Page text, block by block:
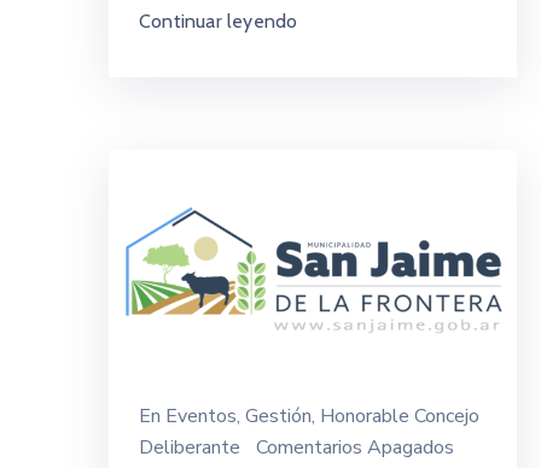
Continuar leyendo
En Eventos‚ Gestión‚ Honorable Concejo
Deliberante
Comentarios Apagados